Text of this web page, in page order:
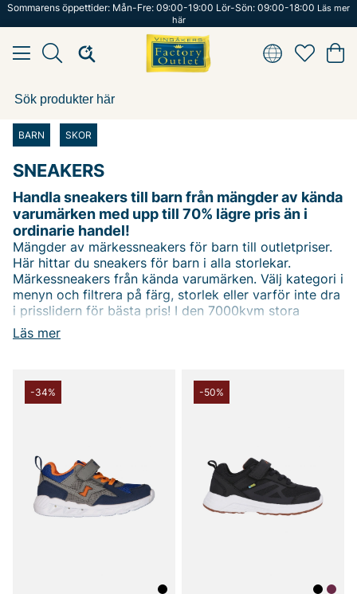
Sommarens öppettider: Mån-Fre: 09:00-19:00 Lör-Sön: 09:00-18:00 Läs mer
här
BARN SKOR
SNEAKERS
Läs mer
Handla sneakers till barn från mängder av kända
varumärken med upp till 70% lägre pris än i
ordinarie handel!
Mängder av märkessneakers för barn till outletpriser.
Här hittar du sneakers för barn i alla storlekar.
Märkessneakers från kända varumärken. Välj kategori i
menyn och filtrera på färg, storlek eller varför inte dra
i prisslidern för bästa pris! I den 7000kvm stora
butiken i Vingåker hittar du fler barnskor från många
kända varumärken. Happy shopping önskar vi på
-34% -50%